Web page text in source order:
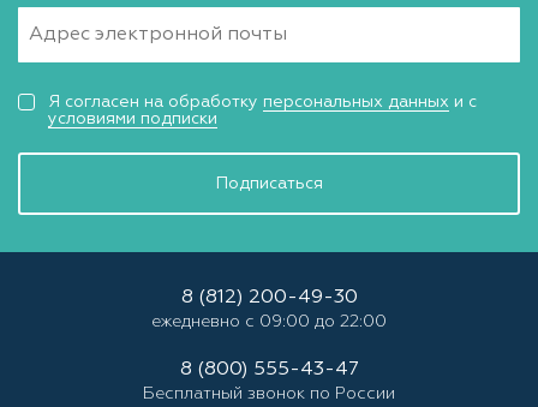
Подписаться
Я согласен на обработку персональных данных и с
условиями подписки
8 (812) 200-49-30
ежедневно с 09:00 до 22:00
8 (800) 555-43-47
Бесплатный звонок по России